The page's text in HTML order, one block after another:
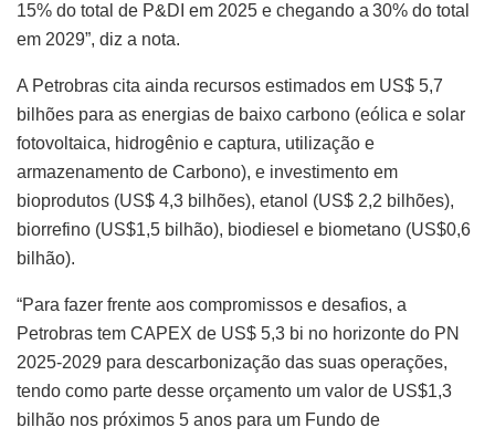
15% do total de P&DI em 2025 e chegando a 30% do total
em 2029”, diz a nota.
A Petrobras cita ainda recursos estimados em US$ 5,7
bilhões para as energias de baixo carbono (eólica e solar
fotovoltaica, hidrogênio e captura, utilização e
armazenamento de Carbono), e investimento em
bioprodutos (US$ 4,3 bilhões), etanol (US$ 2,2 bilhões),
biorrefino (US$1,5 bilhão), biodiesel e biometano (US$0,6
bilhão).
“Para fazer frente aos compromissos e desafios, a
Petrobras tem CAPEX de US$ 5,3 bi no horizonte do PN
2025-2029 para descarbonização das suas operações,
tendo como parte desse orçamento um valor de US$1,3
bilhão nos próximos 5 anos para um Fundo de